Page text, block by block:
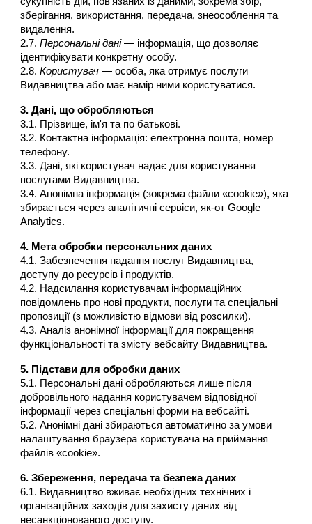
зберігання, використання, передача, знеособлення та
видалення.
2.7.Персональні дані— інформація, що дозволяє
ідентифікувати конкретну особу.
2.8.Користувач — особа, яка отримує послуги
Видавництва або має намір ними користуватися.
3. Дані, що обробляються
3.1. Прізвище, ім'я та по батькові.
3.2. Контактна інформація: електронна пошта, номер
телефону.
3.3. Дані, які користувач надає для користування
послугами Видавництва.
3.4. Анонімна інформація (зокрема файли «cookie»), яка
збирається через аналітичні сервіси, як-от Google
Analytics.
4. Мета обробки персональних даних
4.1. Забезпечення надання послуг Видавництва,
доступу до ресурсів і продуктів.
4.2. Надсилання користувачам інформаційних
повідомлень про нові продукти, послуги та спеціальні
пропозиції (з можливістю відмови від розсилки).
4.3. Аналіз анонімної інформації для покращення
функціональності та змісту вебсайту Видавництва.
5. Підстави для обробки даних
5.1. Персональні дані обробляються лише після
добровільного надання користувачем відповідної
інформації через спеціальні форми на вебсайті.
5.2. Анонімні дані збираються автоматично за умови
налаштування браузера користувача на приймання
файлів «cookie».
6. Збереження, передача та безпека даних
6.1. Видавництво вживає необхідних технічних і
організаційних заходів для захисту даних від
несанкціонованого доступу.